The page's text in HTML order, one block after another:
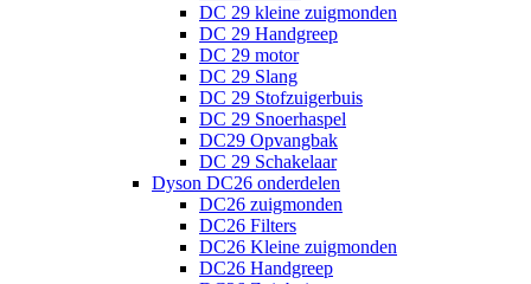
DC 29 kleine zuigmonden
DC 29 Handgreep
DC 29 motor
DC 29 Slang
DC 29 Stofzuigerbuis
DC 29 Snoerhaspel
DC29 Opvangbak
DC 29 Schakelaar
Dyson DC26 onderdelen
DC26 zuigmonden
DC26 Filters
DC26 Kleine zuigmonden
DC26 Handgreep